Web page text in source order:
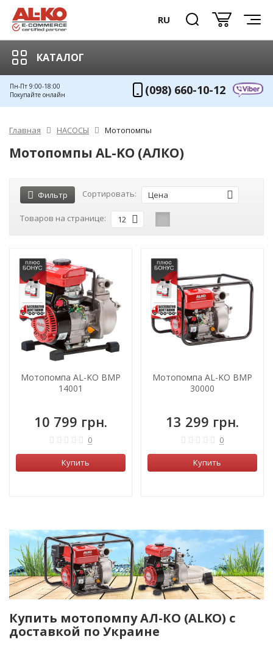
RU
КАТАЛОГ
Пн-Пт 9:00-18:00
Покупайте онлайн
(098) 660-10-12
Главная НАСОСЫ Мотопомпы
Мотопомпы AL-KO (АЛКО)
Фильтр Сортировать: Цена
Товаров на странице: 12
Мотопомпа AL-KO BMP
14001
10 799 грн.
0
Купить
Мотопомпа AL-KO BMP
30000
13 299 грн.
0
Купить
Купить мотопомпу АЛ-КО (ALKO) с
доставкой по Украине